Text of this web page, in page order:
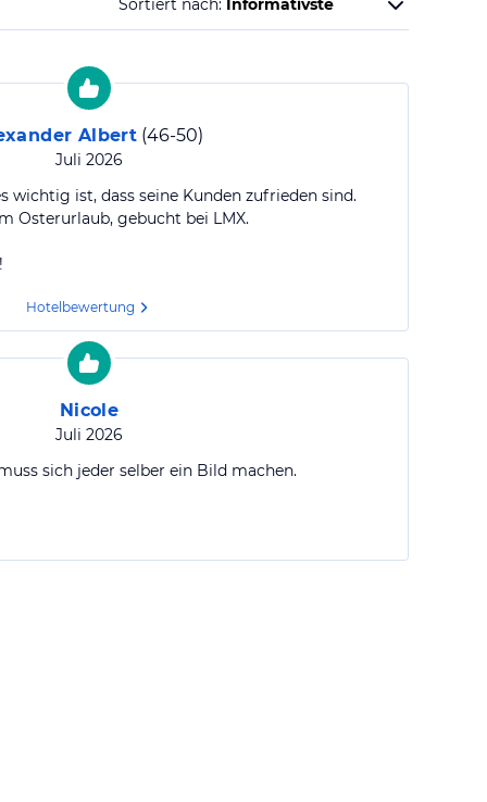
Sortiert nach:
Albert (46-50)
Juli 2026
wichtig ist, dass seine Kunden zufrieden sind.
Osterurlaub, gebucht bei LMX.
Hotelbewertung
Nicole
Juli 2026
sich jeder selber ein Bild machen.